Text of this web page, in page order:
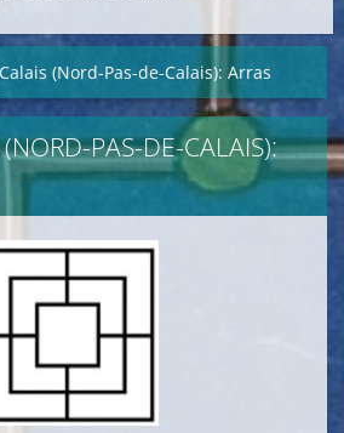
(Nord-Pas-de-Calais): Arras
PAS-DE-CALAIS):